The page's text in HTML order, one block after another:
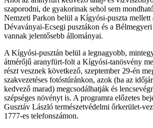
szaporodni, de gyakorinak sehol sem
Nemzeti Parkon belül a Kígyósi-puszta mellett
Dévaványai-Ecsegi pusztákon és a Bélmegyeri
vannak jelentősebb állományai.
A Kígyósi-pusztán belül a legnagyobb,
átmérőjű aranyfürt-folt a Kígyósi-tanösvény
részt vesznek következő, szeptember 29-én
szakvezetéses fotóstúránkon, azok (ha az
kedvező marad) megcsodálhatják és
szépséges növényt is. A programra előzetes
Gusztáv László természetvédelmi őrkerület-
1777-es telefonszámon.